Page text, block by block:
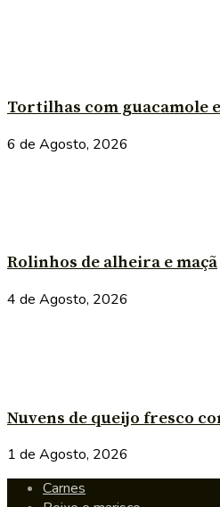
Tortilhas com guacamole
6 de Agosto, 2026
Rolinhos de alheira e maçã
4 de Agosto, 2026
Nuvens de queijo fresco
1 de Agosto, 2026
Carnes